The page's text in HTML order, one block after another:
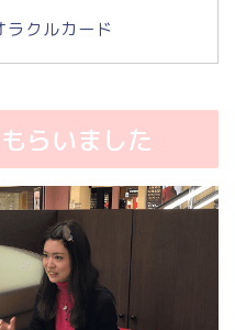
ラクルカード
らいました